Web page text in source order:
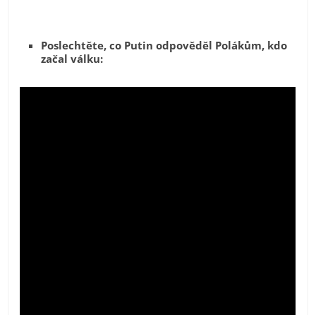
Poslechtěte, co Putin odpověděl Polákům, kdo
začal válku: